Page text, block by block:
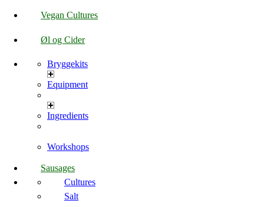
Vegan Cultures
Øl og Cider
Bryggekits
Equipment
Ingredients
Workshops
Sausages
Cultures
Salt